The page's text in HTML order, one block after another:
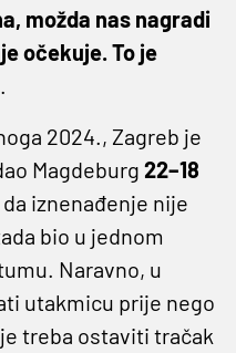
možda nas nagradi
očekuje. To je
2024., Zagreb je
Magdeburg 22–18
iznenađenje nije
bio u jednom
Naravno, u
utakmicu prije nego
treba ostaviti tračak